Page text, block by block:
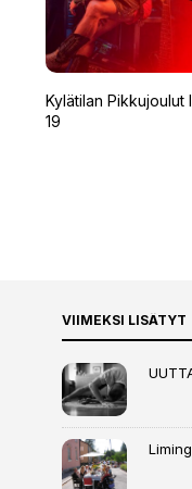
Kylätilan Pikkujoulut
19
VIIMEKSI LISÄTYT